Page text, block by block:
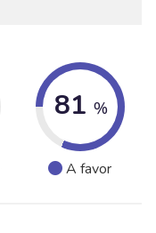
81 %
A favor